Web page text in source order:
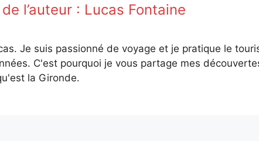
l’auteur : Lucas Fontaine
Je suis passionné de voyage et je pratique le
C'est pourquoi je vous partage mes
la Gironde.